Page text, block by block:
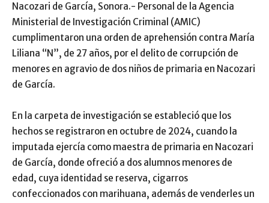
Nacozari de García, Sonora.- Personal de la Agencia
Ministerial de Investigación Criminal (AMIC)
cumplimentaron una orden de aprehensión contra María
Liliana “N”, de 27 años, por el delito de corrupción de
menores en agravio de dos niños de primaria en Nacozari
de García.
En la carpeta de investigación se estableció que los
hechos se registraron en octubre de 2024, cuando la
imputada ejercía como maestra de primaria en Nacozari
de García, donde ofreció a dos alumnos menores de
edad, cuya identidad se reserva, cigarros
confeccionados con marihuana, además de venderles un